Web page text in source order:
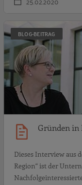
BLOG-BEITRAG
Gründen in
Dieses Interview aus
Region“ ist der